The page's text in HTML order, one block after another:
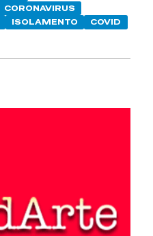
CORONAVIRUS
ISOLAMENTO
COVID